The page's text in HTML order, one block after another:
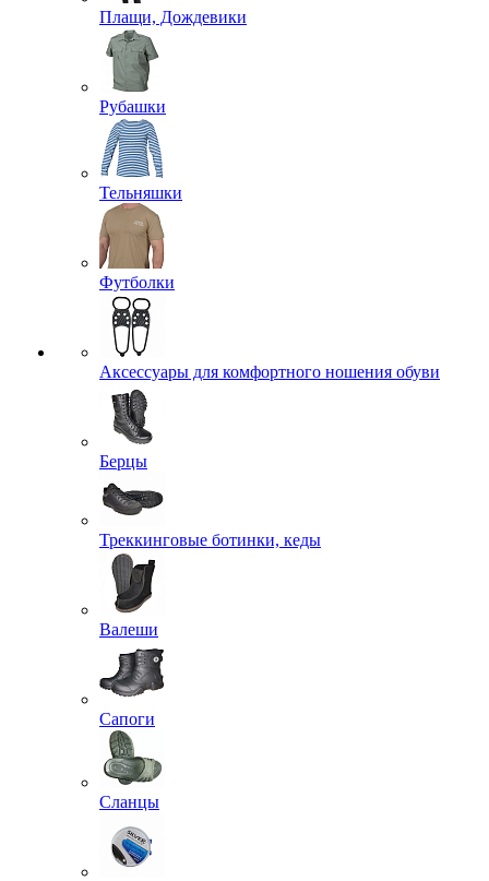
Плащи, Дождевики
Рубашки
Тельняшки
Футболки
Аксессуары для комфортного ношения обуви
Берцы
Треккинговые ботинки, кеды
Валеши
Сапоги
Сланцы